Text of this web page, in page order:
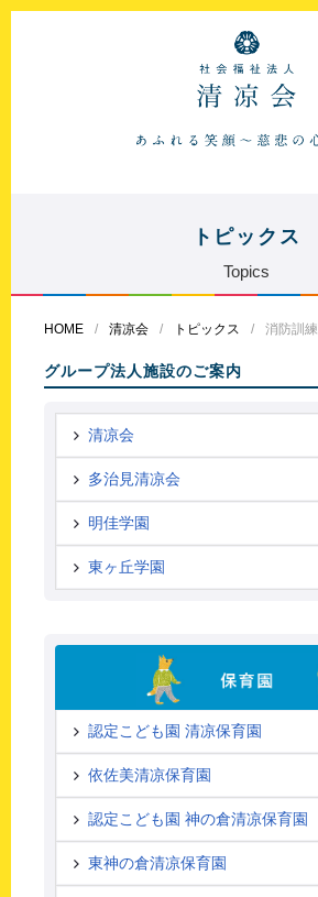
トピックス
Topics
HOME 清凉会 トピックス 消防訓練
グループ法人施設のご案内
清凉会
多治見清凉会
明佳学園
東ヶ丘学園
認定こども園 清凉保育園
依佐美清凉保育園
認定こども園 神の倉清凉保育園
東神の倉清凉保育園